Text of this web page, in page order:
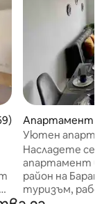
4,95 от 5,
Апартамент –
Уютен
част на
Насладете се
апартамент в
район на
туризъм,